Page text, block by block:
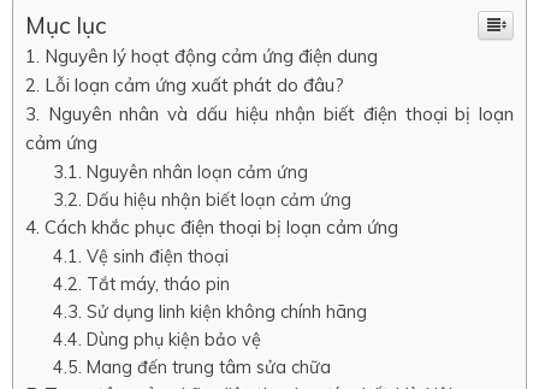
Mục lục
Nguyên lý hoạt động cảm ứng điện dung
Lỗi loạn cảm ứng xuất phát do đâu?
Nguyên nhân và dấu hiệu nhận biết điện thoại bị loạn
cảm ứng
Nguyên nhân loạn cảm ứng
Dấu hiệu nhận biết loạn cảm ứng
Cách khắc phục điện thoại bị loạn cảm ứng
Vệ sinh điện thoại
Tắt máy, tháo pin
Sử dụng linh kiện không chính hãng
Dùng phụ kiện bảo vệ
Mang đến trung tâm sửa chữa